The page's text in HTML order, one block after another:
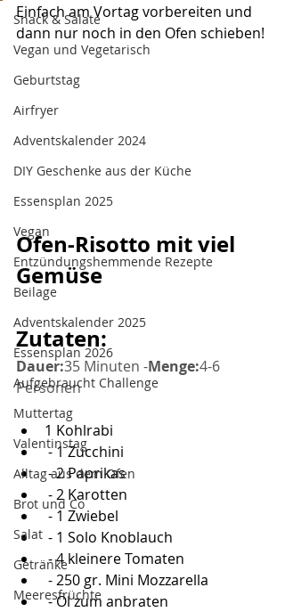
Snack & Salate
Vegan und Vegetarisch
Geburtstag
Airfryer
Adventskalender 2024
DIY Geschenke aus der Küche
Essensplan 2025
Vegan
Entzündungshemmende Rezepte
Beilage
Adventskalender 2025
Essensplan 2026
Aufgebraucht Challenge
Muttertag
Valentinstag
Alltag aus dem Ofen
Brot und Co
Salat
Getränke
Meeresfrüchte
Einfach am Vortag vorbereiten und
dann nur noch in den Ofen schieben!
Ofen-Risotto mit viel
Gemüse
Zutaten:
Dauer:35 Minuten -Menge:4-6
Personen
1 Kohlrabi
- 1 Zucchini
- 2 Paprikas
- 2 Karotten
- 1 Zwiebel
- 1 Solo Knoblauch
- 4 kleinere Tomaten
- 250 gr. Mini Mozzarella
- Öl zum anbraten